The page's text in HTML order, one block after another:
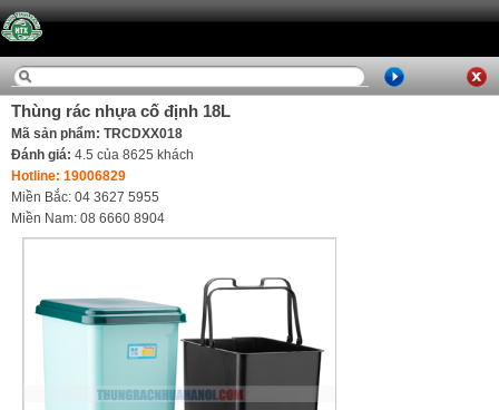
Thùng rác nhựa cố định 18L
Mã sản phẩm: TRCDXX018
Đánh giá: 4.5 của 8625 khách
Hotline: 19006829
Miền Bắc: 04 3627 5955
Miền Nam: 08 6660 8904